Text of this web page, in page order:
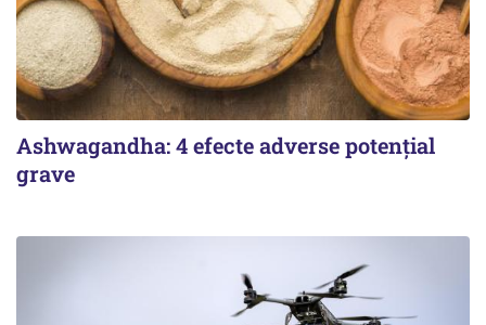
Ashwagandha: 4 efecte adverse potențial
grave